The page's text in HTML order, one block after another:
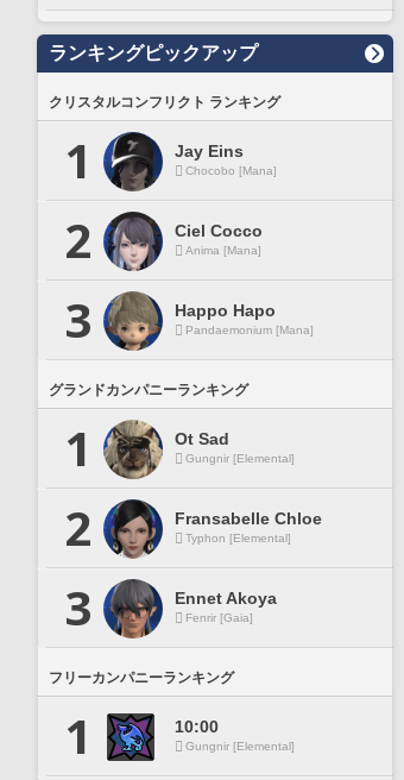
ランキングピックアップ
クリスタルコンフリクト ランキング
1 Jay Eins
Chocobo [Mana]
2 Ciel Cocco
Anima [Mana]
3 Happo Hapo
Pandaemonium [Mana]
グランドカンパニーランキング
1 Ot Sad
Gungnir [Elemental]
2 Fransabelle Chloe
Typhon [Elemental]
3 Ennet Akoya
Fenrir [Gaia]
フリーカンパニーランキング
1 10:00
Gungnir [Elemental]